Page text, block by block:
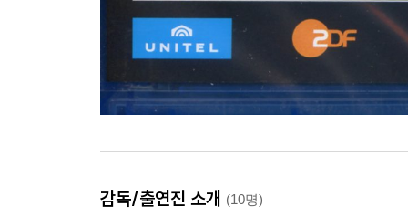
감독/출연진 소개 (10명)